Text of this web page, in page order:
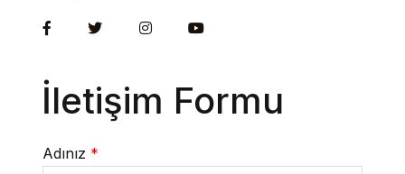
İletişim Formu
Adınız *